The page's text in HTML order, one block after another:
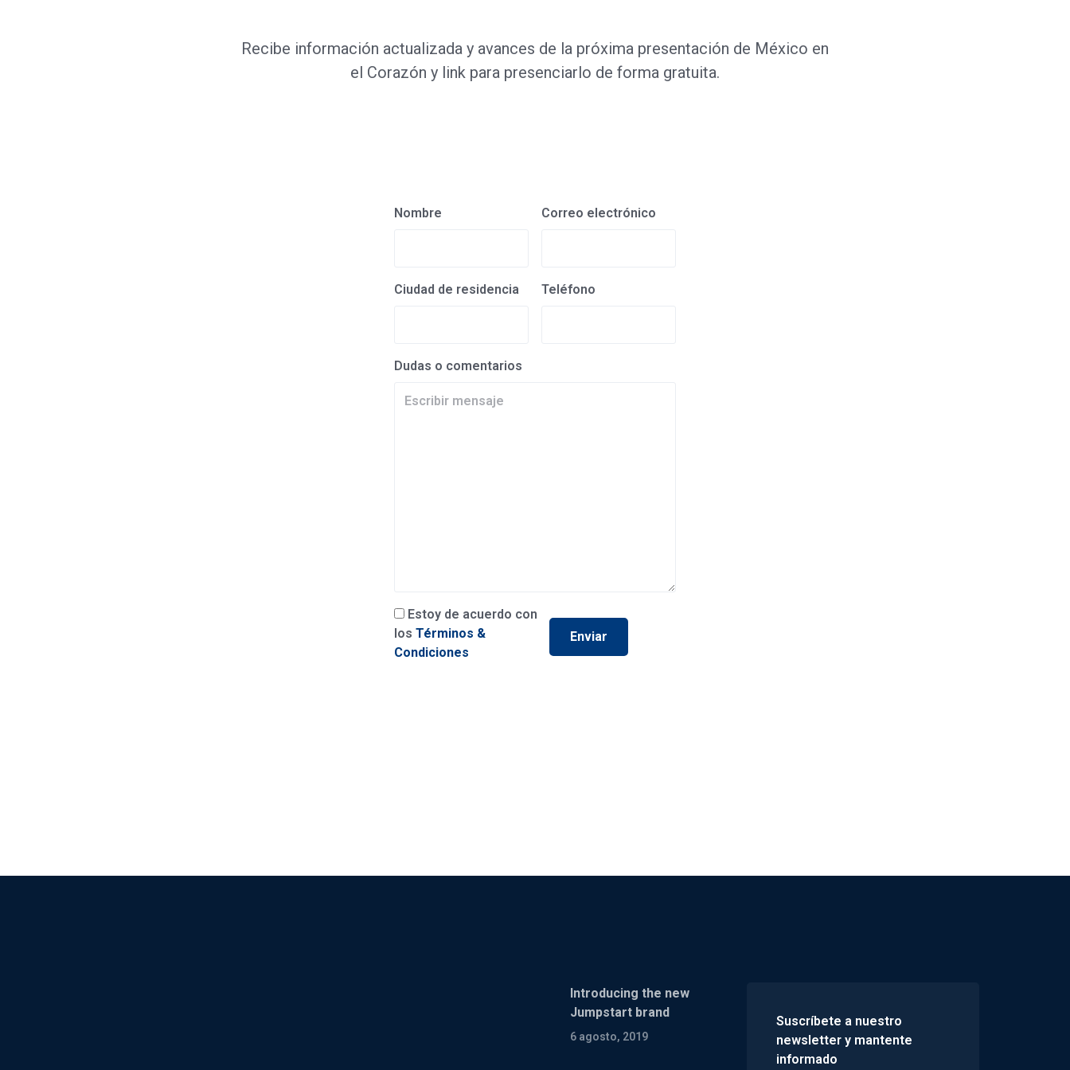
Recibe información actualizada y avances de la próxima presentación de México en
el Corazón y link para presenciarlo de forma gratuita.
Nombre Correo electrónico
Ciudad de residencia Teléfono
Dudas o comentarios
Estoy de acuerdo con
losTérminos &
Condiciones
Introducing the new
Jumpstart brand
6 agosto, 2019
Suscríbete a nuestro
newsletter y mantente
informado